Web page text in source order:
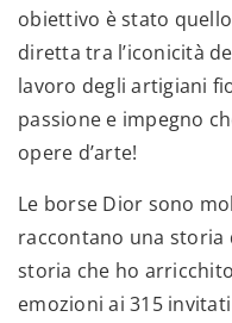
obiettivo è stato
diretta tra l’iconicità
lavoro degli artigiani
passione e impegno
opere d’arte!
Le borse Dior sono
raccontano una storia
storia che ho
emozioni ai 315